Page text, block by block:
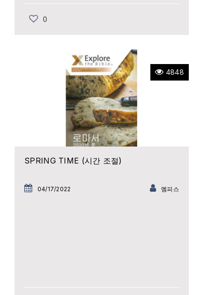
0
4848
SPRING TIME (시간 조절)
04/17/2022 멤피스